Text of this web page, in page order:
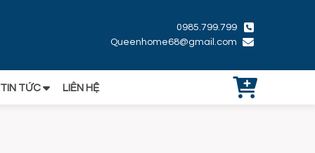
0985.799.799
Queenhome68@gmail.com
TIN TỨC LIÊN HỆ